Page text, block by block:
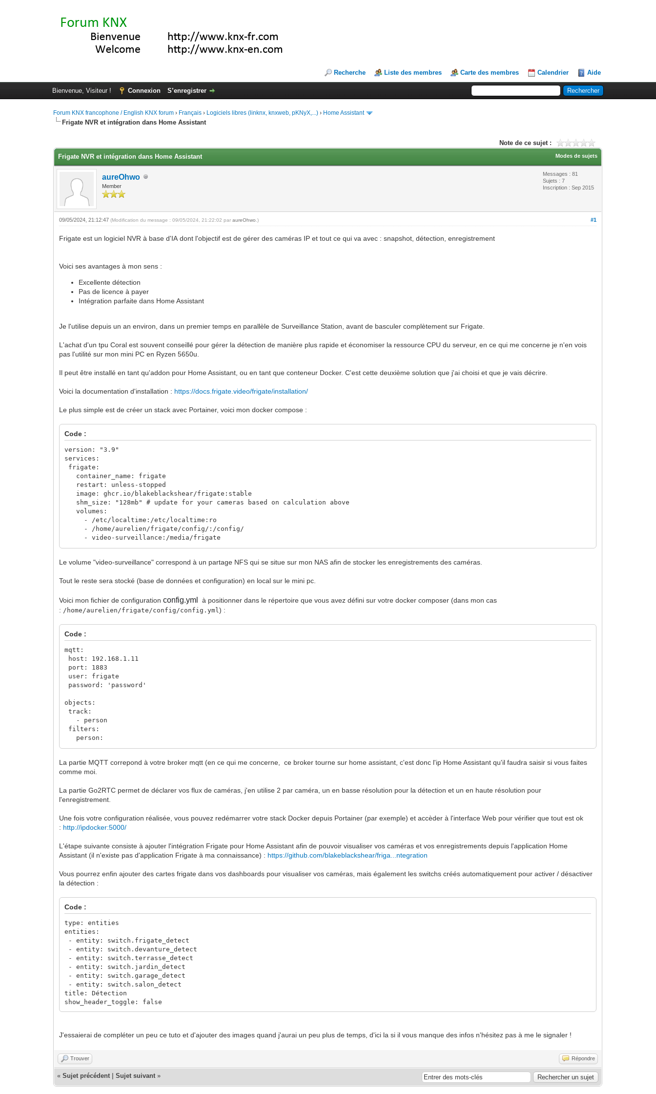
Recherche Liste des membres Carte des membres Calendrier Aide
Bienvenue, Visiteur ! Connexion S’enregistrer
Forum KNX francophone / English KNX forum › Français › Logiciels libres (linknx, knxweb, pKNyX,...) › Home Assistant
Frigate NVR et intégration dans Home Assistant
Note de ce sujet :
Modes de sujets
Frigate NVR et intégration dans Home Assistant
aureOhwo
Member
Messages : 81
Sujets : 7
Inscription : Sep 2015
#1
09/05/2024, 21:12:47(Modification du message : 09/05/2024, 21:22:02 paraureOhwo .)
Frigate est un logiciel NVR à base d'IA dont l'objectif est de gérer des caméras IP et tout ce qui va avec : snapshot, détection, enregistrement
Voici ses avantages à mon sens :
Excellente détection
Pas de licence à payer
Intégration parfaite dans Home Assistant
Je l'utilise depuis un an environ, dans un premier temps en parallèle de Surveillance Station, avant de basculer complètement sur Frigate.
L'achat d'un tpu Coral est souvent conseillé pour gérer la détection de manière plus rapide et économiser la ressource CPU du serveur, en ce qui me concerne je n'en vois
pas l'utilité sur mon mini PC en Ryzen 5650u.
Il peut être installé en tant qu'addon pour Home Assistant, ou en tant que conteneur Docker. C'est cette deuxième solution que j'ai choisi et que je vais décrire.
Voici la documentation d'installation : https://docs.frigate.video/frigate/installation/
Le plus simple est de créer un stack avec Portainer, voici mon docker compose :
Code :
version: "3.9"
services:
frigate:
container_name: frigate
restart: unless-stopped
image: ghcr.io/blakeblackshear/frigate:stable
shm_size: "128mb" # update for your cameras based on calculation above
volumes:
- /etc/localtime:/etc/localtime:ro
- /home/aurelien/frigate/config/:/config/
- video-surveillance:/media/frigate
tmpfs:
ports:
- "8555:8555/tcp" # WebRTC over tcp
- "8555:8555/udp" # WebRTC over udp
environment:
FRIGATE_RTSP_PASSWORD: "password"
volumes:
video-surveillance:
driver: local
driver_opts:
type: "nfs4"
o: "addr=192.168.1.10,rw"
Le volume "video-surveillance" correspond à un partage NFS qui se situe sur mon NAS afin de stocker les enregistrements des caméras.
Tout le reste sera stocké (base de données et configuration) en local sur le mini pc.
Voici mon fichier de configurationconfig.yml
à positionner dans le répertoire que vous avez défini sur votre docker composer (dans mon cas
: /home/aurelien/frigate/config/config.yml) :
Code :
mqtt:
host: 192.168.1.11
port: 1883
user: frigate
password: 'password'
objects:
track:
- person
filters:
person:
min_score: 0.7
threshold: 0.8
birdseye:
enabled: false
enabled: false
cpu1:
type: cpu
num_threads: 3
type: cpu
num_threads: 3
cpu3:
type: cpu
num_threads: 3
cpu4:
type: cpu
num_threads: 3
cpu5:
type: cpu
num_threads: 3
go2rtc:
streams:
jardin:
- rtsp://admin:password@192.168.1.19:554/Streaming/Channels/101
terrasse:
terrasse_sub:
- rtsp://admin:password@192.168.1.15:554/Streaming/Channels/102
garage:
- rtsp://admin:password@192.168.1.18:554/Streaming/Channels/101
La partie MQTT correpond à votre broker mqtt (en ce qui me concerne, ce broker tourne sur home assistant, c'est donc l'ip Home Assistant qu'il faudra saisir si vous faites
comme moi.
La partie Go2RTC permet de déclarer vos flux de caméras, j'en utilise 2 par caméra, un en basse résolution pour la détection et un en haute résolution pour
l'enregistrement.
Une fois votre configuration réalisée, vous pouvez redémarrer votre stack Docker depuis Portainer (par exemple) et accèder à l'interface Web pour vérifier que tout est ok
: http://ipdocker:5000/
L'étape suivante consiste à ajouter l'intégration Frigate pour Home Assistant afin de pouvoir visualiser vos caméras et vos enregistrements depuis l'application Home
Assistant (il n'existe pas d'application Frigate à ma connaissance) : https://github.com/blakeblackshear/friga...ntegration
Vous pourrez enfin ajouter des cartes frigate dans vos dashboards pour visualiser vos caméras, mais également les switchs créés automatiquement pour activer / désactiver
la détection :
Code :
type: entities
entities:
- entity: switch.frigate_detect
- entity: switch.devanture_detect
- entity: switch.terrasse_detect
- entity: switch.jardin_detect
- entity: switch.garage_detect
- entity: switch.salon_detect
title: Détection
show_header_toggle: false
J'essaierai de compléter un peu ce tuto et d'ajouter des images quand j'aurai un peu plus de temps, d'ici la si il vous manque des infos n'hésitez pas à me le signaler !
Trouver Répondre
«Sujet précédent |Sujet suivant »